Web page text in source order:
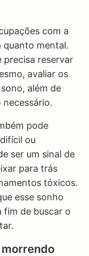
com a
quanto mental.
precisa reservar
avaliar os
além de
necessário.
pode
ou
ser um sinal de
para trás
tóxicos.
esse sonho
fim de buscar o